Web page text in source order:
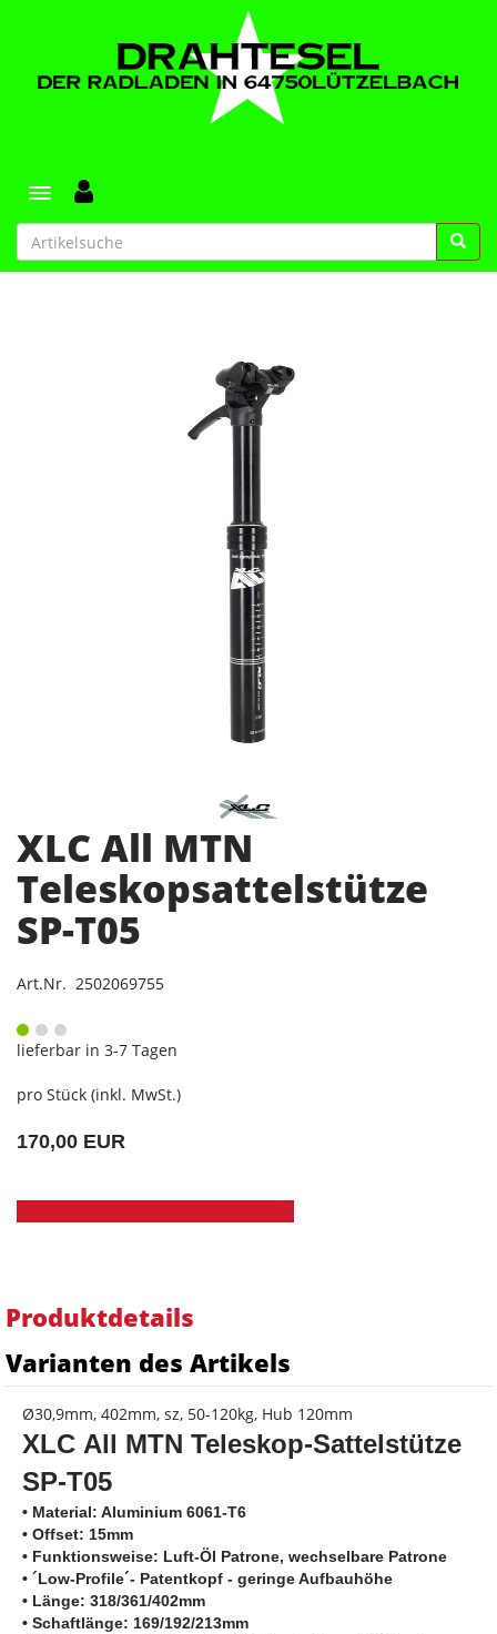
Toggle navigation
XLC All MTN
Teleskopsattelstütze
SP-T05
Art.Nr. 2502069755
lieferbar in 3-7 Tagen
pro Stück (inkl. MwSt.)
170,00 EUR
Produktdetails
Varianten des Artikels
Ø30,9mm, 402mm, sz, 50-120kg, Hub 120mm
XLC All MTN Teleskop-Sattelstütze
SP-T05
• Material: Aluminium 6061-T6
• Offset: 15mm
• Funktionsweise: Luft-Öl Patrone, wechselbare Patrone
• ´Low-Profile´- Patentkopf - geringe Aufbauhöhe
• Länge: 318/361/402mm
• Schaftlänge: 169/192/213mm